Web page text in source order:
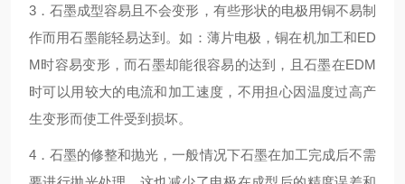
3．石墨成型容易且不会变形，有些形状的电极用铜不易制
作而用石墨能轻易达到。如：薄片电极，铜在机加工和ED
M时容易变形，而石墨却能很容易的达到，且石墨在EDM
时可以用较大的电流和加工速度，不用担心因温度过高产
生变形而使工件受到损坏。
4．石墨的修整和抛光，一般情况下石墨在加工完成后不需